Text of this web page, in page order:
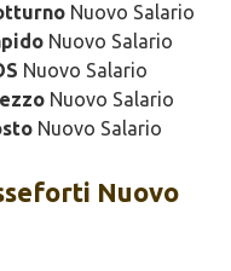
Nuovo Salario
Nuovo Salario
Nuovo Salario
Nuovo Salario
Nuovo Salario
Nuovo